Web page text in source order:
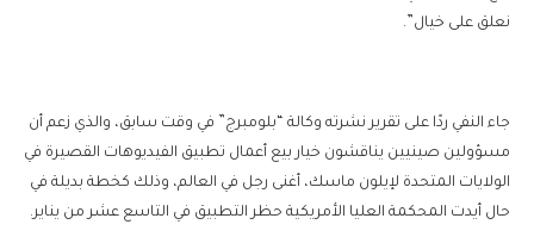
نعلق على خيال”.
جاء النفي ردًا على تقرير نشرته وكالة “بلومبرج” في وقت سابق، والذي زعم أن
مسؤولين صينيين يناقشون خيار بيع أعمال تطبيق الفيديوهات القصيرة في
الولايات المتحدة لإيلون ماسك، أغنى رجل في العالم، وذلك كخطة بديلة في
حال أيدت المحكمة العليا الأمريكية حظر التطبيق في التاسع عشر من يناير.